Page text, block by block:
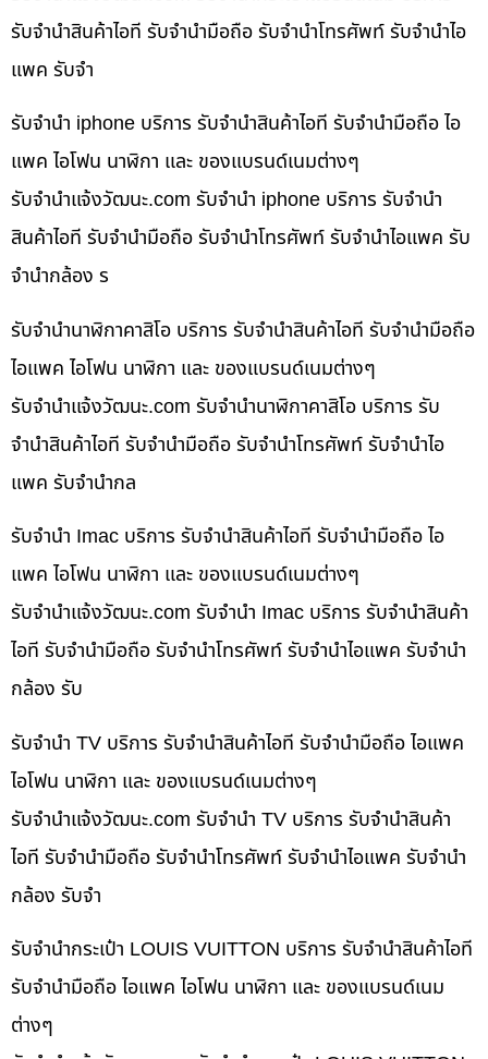
รับจำนำสินค้าไอที รับจำนำมือถือ รับจำนำโทรศัพท์ รับจำนำไอ
แพค รับจำ
รับจำนำ iphone บริการ รับจำนำสินค้าไอที รับจำนำมือถือ ไอ
แพค ไอโฟน นาฬิกา และ ของแบรนด์เนมต่างๆ
รับจํานําแจ้งวัฒนะ.com รับจำนำ iphone บริการ รับจำนำ
สินค้าไอที รับจำนำมือถือ รับจำนำโทรศัพท์ รับจำนำไอแพค รับ
จำนำกล้อง ร
รับจำนำนาฬิกาคาสิโอ บริการ รับจำนำสินค้าไอที รับจำนำมือถือ
ไอแพค ไอโฟน นาฬิกา และ ของแบรนด์เนมต่างๆ
รับจํานําแจ้งวัฒนะ.com รับจำนำนาฬิกาคาสิโอ บริการ รับ
จำนำสินค้าไอที รับจำนำมือถือ รับจำนำโทรศัพท์ รับจำนำไอ
แพค รับจำนำกล
รับจำนำ Imac บริการ รับจำนำสินค้าไอที รับจำนำมือถือ ไอ
แพค ไอโฟน นาฬิกา และ ของแบรนด์เนมต่างๆ
รับจํานําแจ้งวัฒนะ.com รับจำนำ Imac บริการ รับจำนำสินค้า
ไอที รับจำนำมือถือ รับจำนำโทรศัพท์ รับจำนำไอแพค รับจำนำ
กล้อง รับ
รับจำนำ TV บริการ รับจำนำสินค้าไอที รับจำนำมือถือ ไอแพค
ไอโฟน นาฬิกา และ ของแบรนด์เนมต่างๆ
รับจํานําแจ้งวัฒนะ.com รับจำนำ TV บริการ รับจำนำสินค้า
ไอที รับจำนำมือถือ รับจำนำโทรศัพท์ รับจำนำไอแพค รับจำนำ
กล้อง รับจำ
รับจำนำกระเป๋า LOUIS VUITTON บริการ รับจำนำสินค้าไอที
รับจำนำมือถือ ไอแพค ไอโฟน นาฬิกา และ ของแบรนด์เนม
ต่างๆ